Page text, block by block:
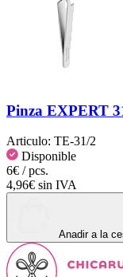
Pinza EXPERT
Articulo: TE-31/2
Disponible
6€ / pcs.
4,96€ sin IVA
Anadir a la